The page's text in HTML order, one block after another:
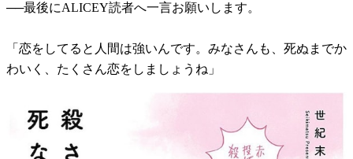
──最後にALICEY読者へ一言お願いします。
「恋をしてると人間は強いんです。みなさんも、死ぬまでか
わいく、たくさん恋をしましょうね」